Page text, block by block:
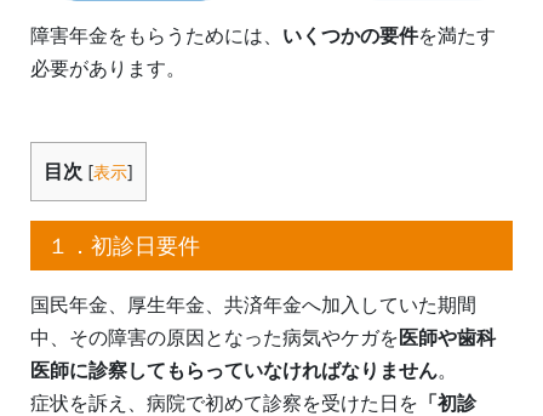
障害年金をもらうためには、 いくつかの要件を満たす
必要があります。
目次 [表示]
１．初診日要件
国民年金、厚生年金、共済年金へ加入していた期間
中、その障害の原因となった病気やケガを医師や歯科
医師に診察してもらっていなければなりません。
症状を訴え、病院で初めて診察を受けた日を 「初診